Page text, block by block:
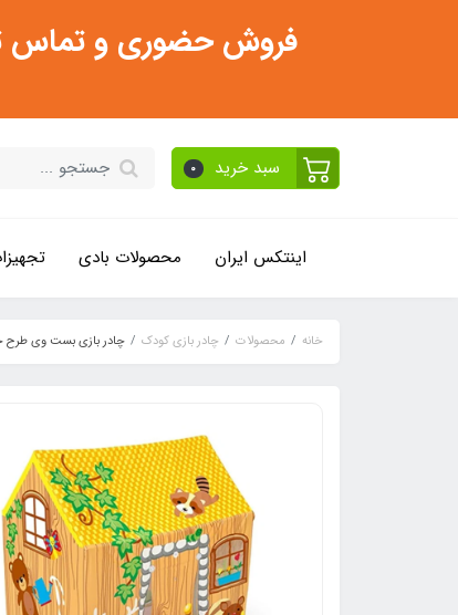
فروش حضوری و تماس تلفنی فقط از ساعت 11:30
سبد خرید 0
اینتکس ایران محصولات بادی
خانه محصولات چادر بازی کودک چادر بازی بست وی طرح